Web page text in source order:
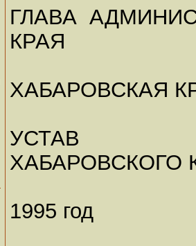
ГЛАВА
КРАЯ
ХАБАРОВСКАЯ
УСТАВ
ХАБАРОВСКОГО
1995 год